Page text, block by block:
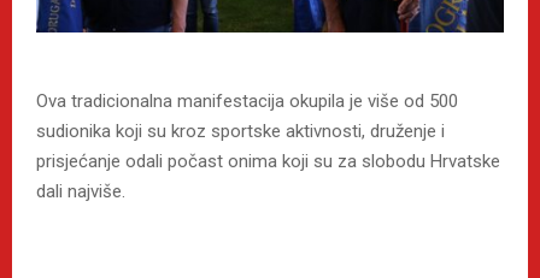
Ova tradicionalna manifestacija okupila je više od 500
sudionika koji su kroz sportske aktivnosti, druženje i
prisjećanje odali počast onima koji su za slobodu Hrvatske
dali najviše.